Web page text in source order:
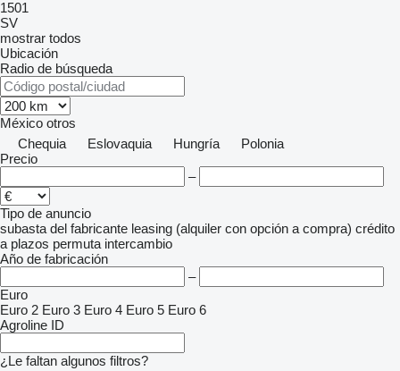
1501
SV
mostrar todos
Ubicación
Radio de búsqueda
México otros
Chequia
Eslovaquia Hungría
Polonia
Precio
–
Tipo de anuncio
subasta del fabricante leasing (alquiler con opción a compra) crédito
a plazos permuta intercambio
Año de fabricación
–
Euro
Euro 2 Euro 3 Euro 4 Euro 5 Euro 6
Agroline ID
¿Le faltan algunos filtros?